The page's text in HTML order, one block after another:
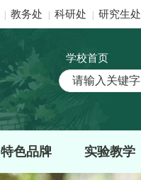
教务处 科研处 研究生处
学校首页
特色品牌 实验教学